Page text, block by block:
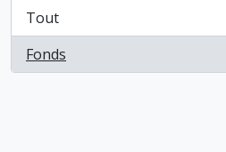
Tout
Fonds
, 1 résultats